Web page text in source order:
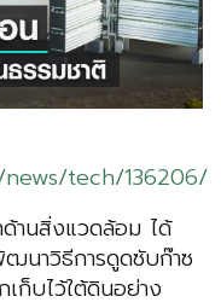
tech/136206/
านสิ่งแวดล้อม ได้
ฒนาวิธีการดูดซับก๊าซ
ก็บไว้ใต้ดินอย่าง